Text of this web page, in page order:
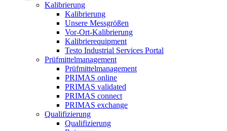
Kalibrierung
Kalibrierung
Unsere Messgrößen
Vor-Ort-Kalibrierung
Kalibrierequipment
Testo Industrial Services Portal
Prüfmittelmanagement
Prüfmittelmanagement
PRIMAS online
PRIMAS validated
PRIMAS connect
PRIMAS exchange
Qualifizierung
Qualifizierung